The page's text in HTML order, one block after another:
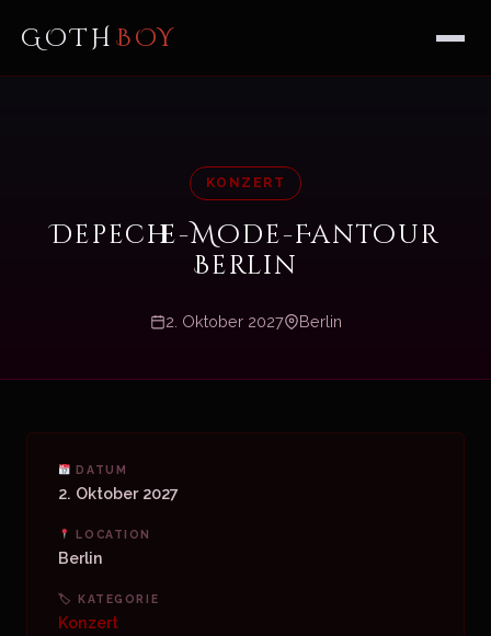
GOTH BOY
KONZERT
Depeche-Mode-Fantour
Berlin
2. Oktober 2027 Berlin
DATUM
2. Oktober 2027
LOCATION
Berlin
🏷 KATEGORIE
Konzert